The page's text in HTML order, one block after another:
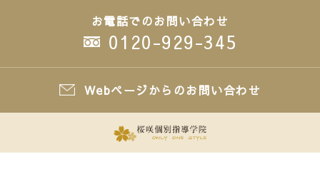
お電話でのお問い合わせ
0120-929-345
Webページからのお問い合わせ